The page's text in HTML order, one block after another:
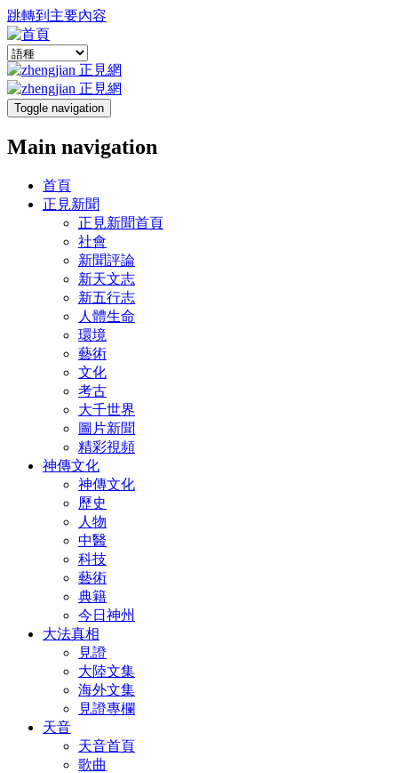
跳轉到主要內容
Toggle navigation
Main navigation
首頁
正見新聞
正見新聞首頁
社會
新聞評論
新天文志
新五行志
人體生命
環境
藝術
文化
考古
大千世界
圖片新聞
精彩視頻
神傳文化
神傳文化
歷史
人物
中醫
科技
藝術
典籍
今日神州
大法真相
見證
大陸文集
海外文集
見證專欄
天音
天音首頁
歌曲